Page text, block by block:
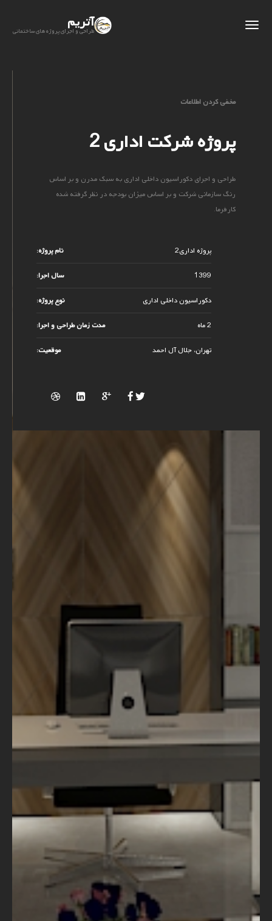
آتریم
طراحی و اجرای پروژه های ساختمانی
مخفی کردن اطلاعات
پروژه شرکت اداری 2
طراحی و اجرای دکوراسیون داخلی اداری به سبک مدرن و بر اساس
رنگ سازمانی شرکت و بر اساس میزان بودجه در نظر گرفته شده
کارفرما.
نام پروژه: پروژه اداری2
سال اجرا: 1399
نوع پروژه: دکوراسیون داخلی اداری
مدت زمان طراحی و اجرا: 2 ماه
موقعیت: تهران، جلال آل احمد